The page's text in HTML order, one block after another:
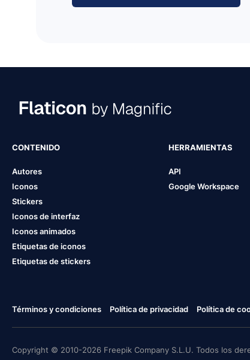
CONTENIDO
Autores
Iconos
Stickers
Iconos de interfaz
Iconos animados
Etiquetas de iconos
Etiquetas de stickers
HERRAMIENTAS
API
Google Workspace
Términos y condiciones Política de privacidad Política de
Copyright © 2010-2026 Freepik Company S.L.U. Todos los